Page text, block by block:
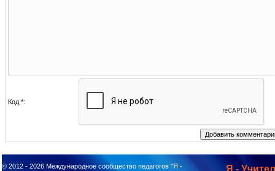
Код *:
© 2012 - 2026 Международное сообщество педагогов "Я -
Я -